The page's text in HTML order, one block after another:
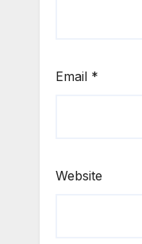
Email *
Website